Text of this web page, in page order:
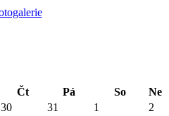
Čt Pá So
Ne
30 31 1 2